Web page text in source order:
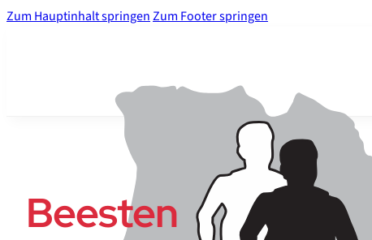
Zum Hauptinhalt springenZum Footer springen
Beesten